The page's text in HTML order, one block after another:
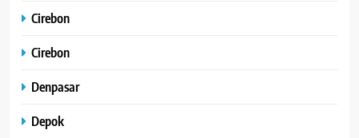
Cirebon
Cirebon
Denpasar
Depok